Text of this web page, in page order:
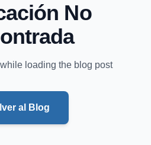
No
loading the blog post
al Blog